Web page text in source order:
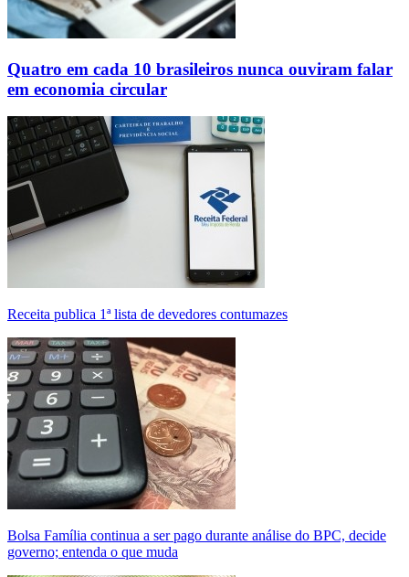
Quatro em cada 10 brasileiros nunca ouviram falar
em economia circular
Receita publica 1ª lista de devedores contumazes
Bolsa Família continua a ser pago durante análise do BPC, decide
governo; entenda o que muda